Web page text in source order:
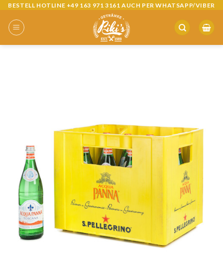
Skip
content
BESTELL HOTLINE +49 163 971 3161 AUCH PER WHATSAPP/VIBER